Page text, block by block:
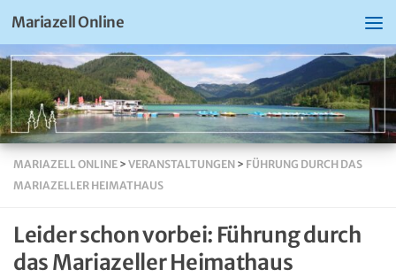
Mariazell Online
MARIAZELL ONLINE > VERANSTALTUNGEN > FÜHRUNG DURCH DAS
MARIAZELLER HEIMATHAUS
Leider schon vorbei: Führung durch
das Mariazeller Heimathaus